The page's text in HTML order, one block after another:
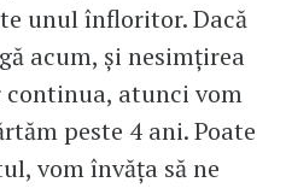
unul înfloritor. Dacă
acum, şi nesimţirea
continua, atunci vom
peste 4 ani. Poate
vom învăţa să ne